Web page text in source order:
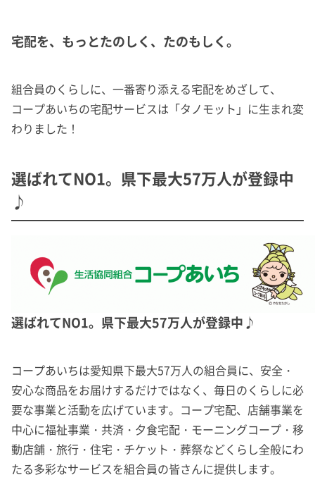
宅配を、もっとたのしく、たのもしく。
組合員のくらしに、一番寄り添える宅配をめざして、
コープあいちの宅配サービスは「タノモット」に生まれ変
わりました！
選ばれてNO1。県下最大57万人が登録中
♪
選ばれてNO1。県下最大57万人が登録中♪
コープあいちは愛知県下最大57万人の組合員に、安全・
安心な商品をお届けするだけではなく、毎日のくらしに必
要な事業と活動を広げています。コープ宅配、店舗事業を
中心に福祉事業・共済・夕食宅配・モーニングコープ・移
動店舗・旅行・住宅・チケット・葬祭などくらし全般にわ
たる多彩なサービスを組合員の皆さんに提供します。